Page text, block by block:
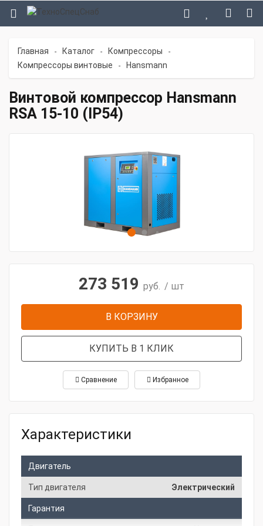
Главная - Каталог - Компрессоры -
Компрессоры винтовые - Hansmann
Винтовой компрессор Hansmann
RSA 15-10 (IP54)
273 519 руб. / шт
В КОРЗИНУ
КУПИТЬ В 1 КЛИК
Сравнение Избранное
Характеристики
Двигатель
Тип двигателя Электрический
Гарантия